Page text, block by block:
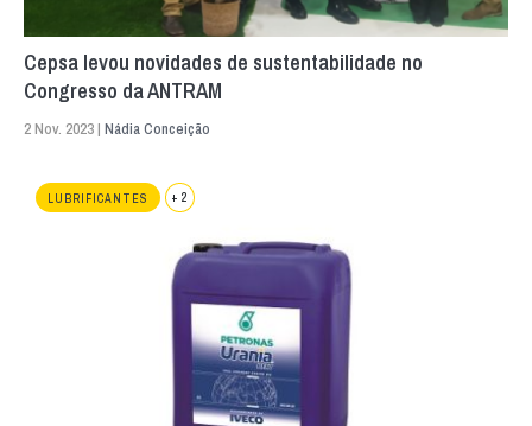
Cepsa levou novidades de sustentabilidade no
Congresso da ANTRAM
2 Nov. 2023 | Nádia Conceição
LUBRIFICANTES + 2